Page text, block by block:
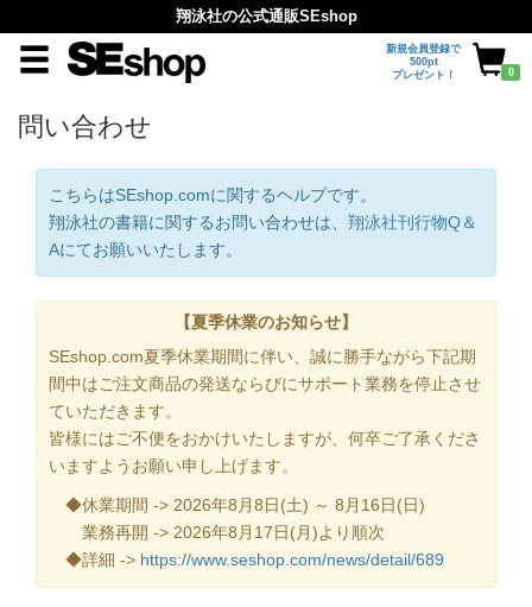
翔泳社の公式通販SEshop
新規会員登録で
500pt
プレゼント！
0
問い合わせ
こちらはSEshop.comに関するヘルプです。
翔泳社の書籍に関するお問い合わせは、 翔泳社刊行物Q＆
Aにてお願いいたします。
【夏季休業のお知らせ】
SEshop.com夏季休業期間に伴い、誠に勝手ながら下記期
間中はご注文商品の発送ならびにサポート業務を停止させ
ていただきます。
皆様にはご不便をおかけいたしますが、何卒ご了承くださ
いますようお願い申し上げます。
◆休業期間 -> 2026年8月8日(土) ～ 8月16日(日)
業務再開 -> 2026年8月17日(月)より順次
◆詳細 -> https://www.seshop.com/news/detail/689